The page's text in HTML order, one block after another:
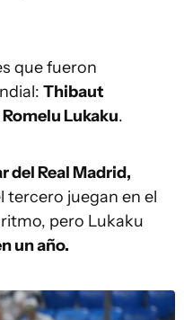
que fueron
Thibaut
Lukaku.
del Real Madrid,
tercero juegan en el
pero Lukaku
un año.